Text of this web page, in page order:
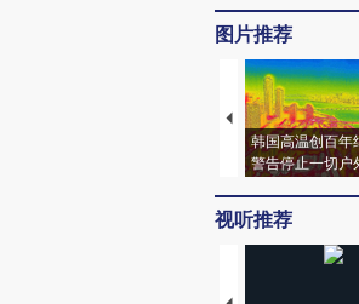
图片推荐
韩国高温创百年
警告停止一切户
视听推荐